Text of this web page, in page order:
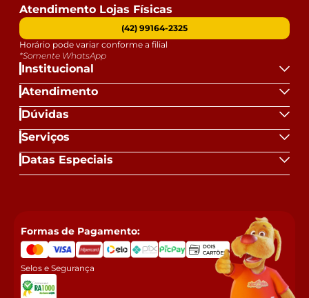
Institucional
Atendimento
Dúvidas
Serviços
Datas Especiais
Atendimento Lojas Físicas
(42) 99164-2325
Horário pode variar conforme a filial
*Somente WhatsApp
Formas de Pagamento:
Selos e Segurança